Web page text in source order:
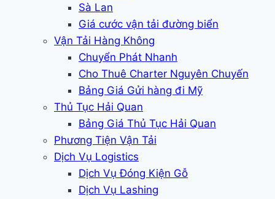
Sà Lan
Giá cước vận tải đường biển
Vận Tải Hàng Không
Chuyển Phát Nhanh
Cho Thuê Charter Nguyên Chuyến
Bảng Giá Gửi hàng đi Mỹ
Thủ Tục Hải Quan
Bảng Giá Thủ Tục Hải Quan
Phương Tiện Vận Tải
Dịch Vụ Logistics
Dịch Vụ Đóng Kiện Gỗ
Dịch Vụ Lashing